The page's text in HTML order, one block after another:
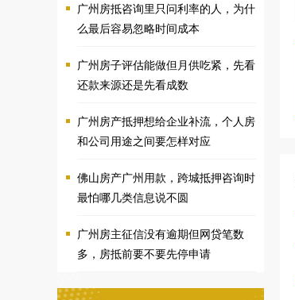
广州房抵咨询里只问利率的人，为什
么最后容易忽略时间成本
广州房子评估能做但月供吃紧，先看
还款来源还是先看成数
广州房产抵押想给企业补流，个人房
和公司用途之间要怎样对应
佛山房产广州用款，跨城抵押咨询时
最怕哪几类信息说不圆
广州房主征信没有逾期但网贷笔数
多，房抵前要不要先停申请